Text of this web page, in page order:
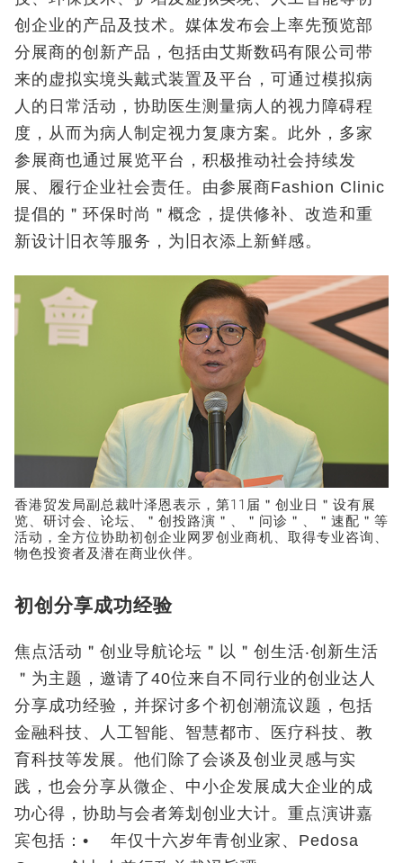
创企业的产品及技术。媒体发布会上率先预览部
分展商的创新产品，包括由艾斯数码有限公司带
来的虚拟实境头戴式装置及平台，可通过模拟病
人的日常活动，协助医生测量病人的视力障碍程
度，从而为病人制定视力复康方案。此外，多家
参展商也通过展览平台，积极推动社会持续发
展、履行企业社会责任。由参展商Fashion Clinic
提倡的＂环保时尚＂概念，提供修补、改造和重
新设计旧衣等服务，为旧衣添上新鲜感。
香港贸发局副总裁叶泽恩表示，第11届＂创业日＂设有展
览、研讨会、论坛、＂创投路演＂、＂问诊＂、＂速配＂等
活动，全方位协助初创企业网罗创业商机、取得专业咨询、
物色投资者及潜在商业伙伴。
初创分享成功经验
焦点活动＂创业导航论坛＂以＂创生活‧创新生活
＂为主题，邀请了40位来自不同行业的创业达人
分享成功经验，并探讨多个初创潮流议题，包括
金融科技、人工智能、智慧都市、医疗科技、教
育科技等发展。他们除了会谈及创业灵感与实
践，也会分享从微企、中小企发展成大企业的成
功心得，协助与会者筹划创业大计。重点演讲嘉
宾包括：• 年仅十六岁年青创业家、Pedosa